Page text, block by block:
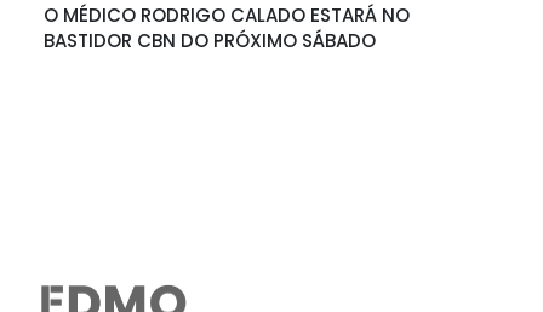
O MÉDICO RODRIGO CALADO ESTARÁ NO
BASTIDOR CBN DO PRÓXIMO SÁBADO